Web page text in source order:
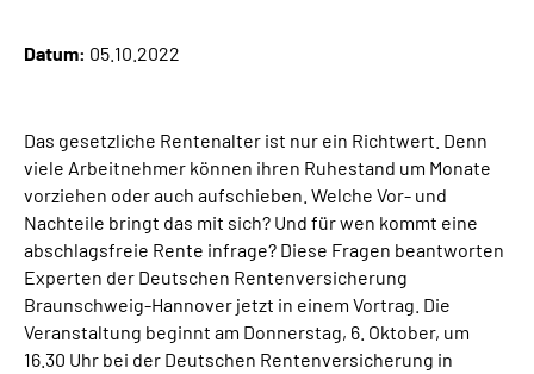
Online-Services
Inhalte in Gebärdensprache (DGS)
Leichte Sprache
Suche
Datum: 05.10.2022
Das gesetzliche Rentenalter ist nur ein Richtwert. Denn
viele Arbeitnehmer können ihren Ruhestand um Monate
vorziehen oder auch aufschieben. Welche Vor- und
Nachteile bringt das mit sich? Und für wen kommt eine
abschlagsfreie Rente infrage? Diese Fragen beantworten
Experten der Deutschen Rentenversicherung
Braunschweig-Hannover jetzt in einem Vortrag. Die
Veranstaltung beginnt am Donnerstag, 6. Oktober, um
16.30 Uhr bei der Deutschen Rentenversicherung in